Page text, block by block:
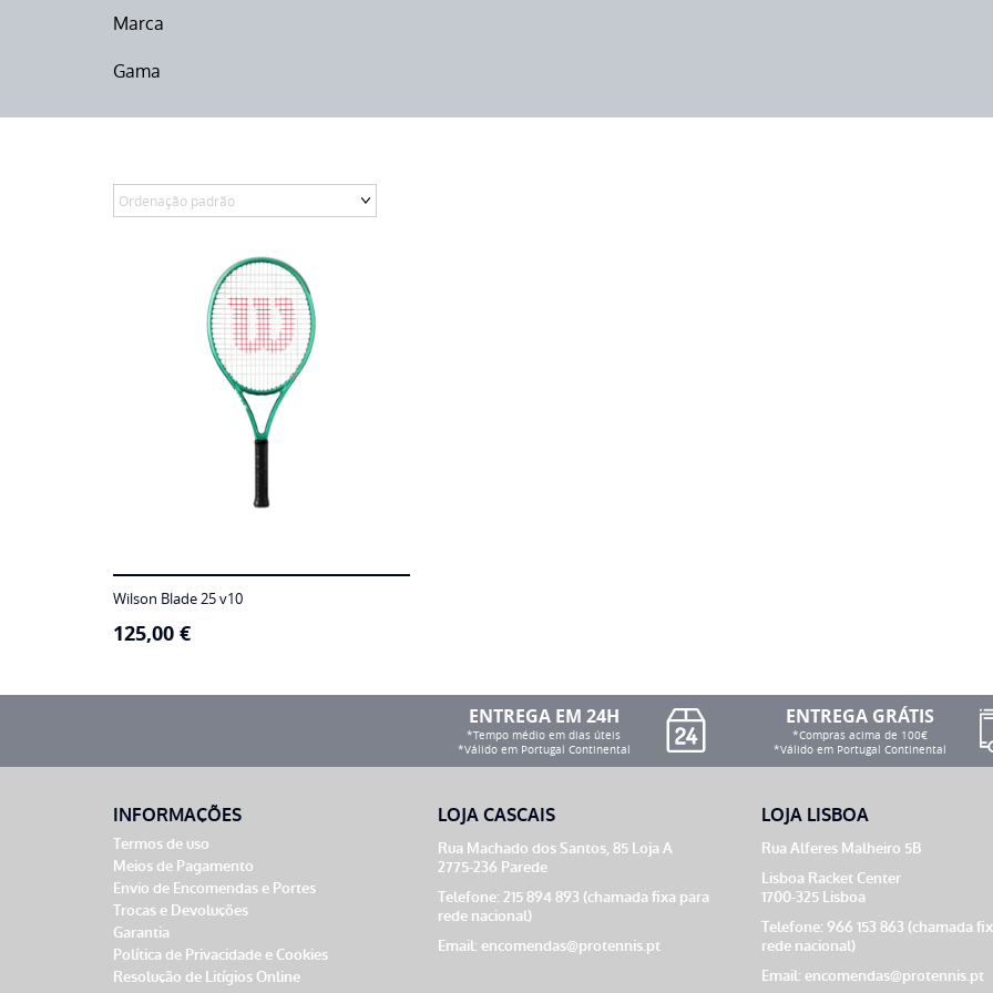
Marca
Gama
Wilson Blade 25 v10
125,00 €
ENTREGA EM 24H
*Tempo médio em dias úteis
*Válido em Portugal Continental
ENTREGA GRÁTIS
*Compras acima de 100€
*Válido em Portugal Continental
INFORMAÇÕES
Termos de uso
Meios de Pagamento
Envio de Encomendas e Portes
Trocas e Devoluções
Garantia
Política de Privacidade e Cookies
Resolução de Litígios Online
LOJA CASCAIS
Rua Machado dos Santos, 85 Loja A
2775-236 Parede
Telefone: 215 894 893 (chamada fixa para
rede nacional)
Email: encomendas@protennis.pt
LOJA LISBOA
Rua Alferes Malheiro 5B
Lisboa Racket Center
1700-325 Lisboa
Telefone: 966 153 863 (chamada
rede nacional)
Email: encomendas@protennis.pt